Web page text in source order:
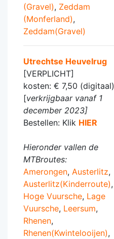
(Gravel), Zeddam
(Monferland),
Zeddam(Gravel)
Utrechtse Heuvelrug
[VERPLICHT]
kosten: € 7,50 (digitaal)
[verkrijgbaar vanaf 1
december 2023]
Bestellen: Klik HIER
Hieronder vallen de
MTBroutes:
Amerongen, Austerlitz,
Austerlitz(Kinderroute),
Hoge Vuursche, Lage
Vuursche, Leersum,
Rhenen,
Rhenen(Kwintelooijen),